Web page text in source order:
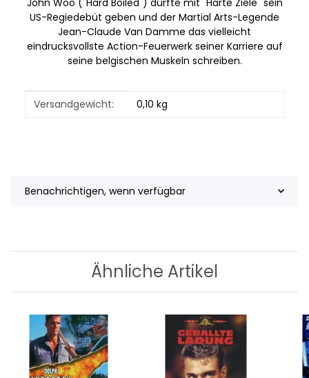
US-Regiedebüt geben und der Martial Arts-Legende
Jean-Claude Van Damme das vielleicht
eindrucksvollste Action-Feuerwerk seiner Karriere auf
seine belgischen Muskeln schreiben.
Produkteigenschaft
Wert
Versandgewicht: 0,10 kg
Benachrichtigen, wenn verfügbar
Ähnliche Artikel